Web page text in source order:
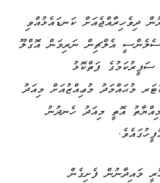
ދިވެހިރާއްޖެއަށް ކަނޑައެޅުއްވި
އެލްޗިން ނަރިމަން އޮގްލޫ
ފަތްކޮޅު
މުޙައްމަދު މުޢިއްޒުއަށް މިއަދު
އޮތީ މިއަދު ހެނދުނު
މައިދާނުން ފެށިގެން